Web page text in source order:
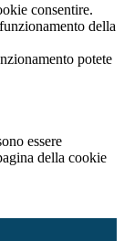
consentire.
della
potete
essere
della cookie